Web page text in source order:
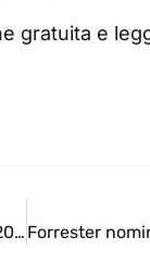
gratuita e
Tre benefici della Digital Transformation nel mondo del lavoro per il 2018